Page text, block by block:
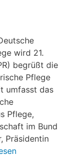
wird 21.
begrüßt die
Pflege
umfasst das
Pflege,
im Bund
Präsidentin